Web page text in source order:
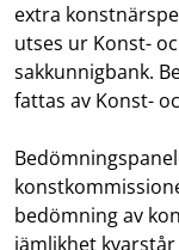
extra
utses ur Konst-
sakkunnigbank.
fattas av Konst-
bedömning av
jämlikhet